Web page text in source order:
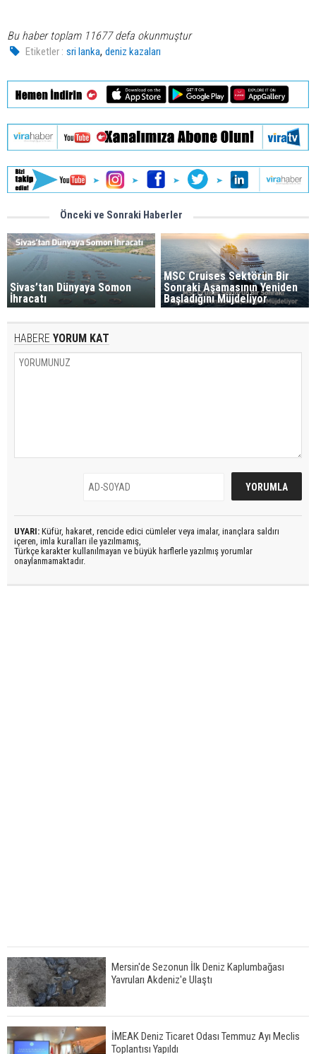
Bu haber toplam 11677 defa okunmuştur
Etiketler : sri lanka,deniz kazaları
Önceki ve Sonraki Haberler
Sivas’tan Dünyaya Somon
İhracatı
MSC Cruises Sektörün Bir
Sonraki Aşamasının Yeniden
Başladığını Müjdeliyor
HABERE YORUM KAT
UYARI: Küfür, hakaret, rencide edici cümleler veya imalar, inançlara saldırı
içeren, imla kuralları ile yazılmamış,
Türkçe karakter kullanılmayan ve büyük harflerle yazılmış yorumlar
onaylanmamaktadır.
Mersin'de Sezonun İlk Deniz Kaplumbağası
Yavruları Akdeniz'e Ulaştı
İMEAK Deniz Ticaret Odası Temmuz Ayı Meclis
Toplantısı Yapıldı